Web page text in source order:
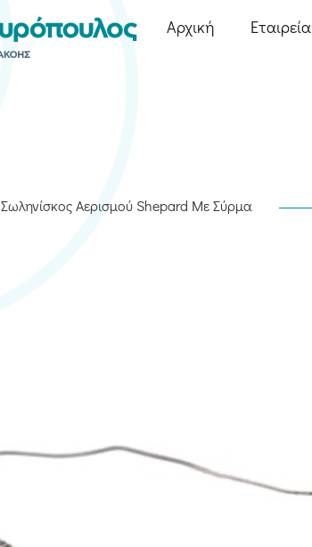
Αρχική Εταιρεία
Σωληνίσκος Αερισμού Shepard Με Σύρμα